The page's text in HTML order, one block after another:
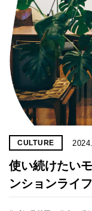
CULTURE
使い続けたい
ンションライフ